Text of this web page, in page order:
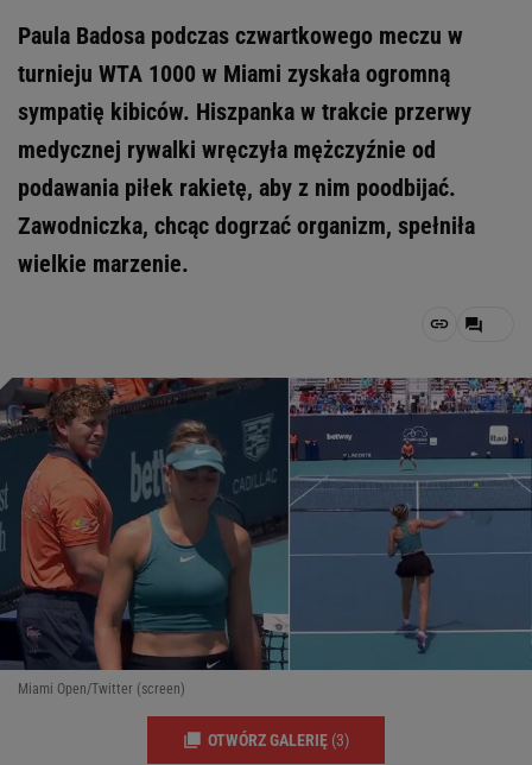
Paula Badosa podczas czwartkowego meczu w
turnieju WTA 1000 w Miami zyskała ogromną
sympatię kibiców. Hiszpanka w trakcie przerwy
medycznej rywalki wręczyła mężczyźnie od
podawania piłek rakietę, aby z nim poodbijać.
Zawodniczka, chcąc dogrzać organizm, spełniła
wielkie marzenie.
Miami Open/Twitter (screen)
OTWÓRZ GALERIĘ (3)